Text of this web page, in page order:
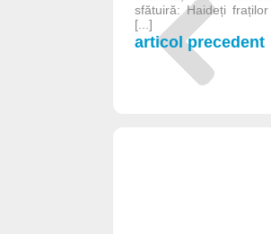
sfătuiră: Haideți
[...]
articol precedent